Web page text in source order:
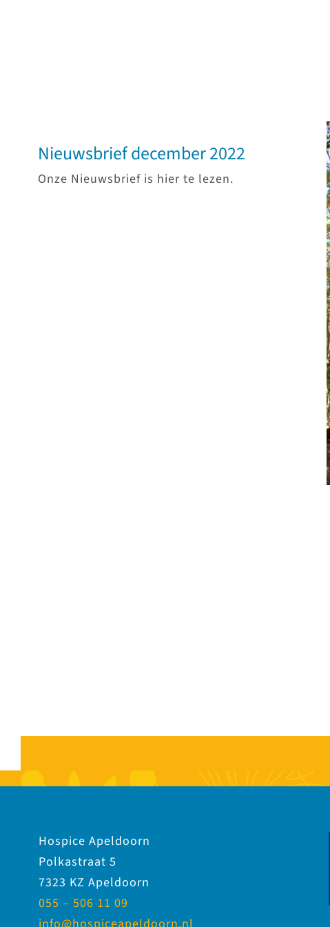
Nieuwsbrief december 2022
Onze Nieuwsbrief is hier te lezen.
Hospice Apeldoorn
Polkastraat 5
7323 KZ Apeldoorn
055 – 506 11 09